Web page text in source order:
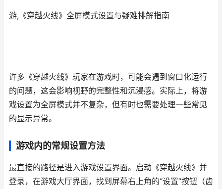
游,《穿越火线》全屏模式设置与疑难排解指南
许多《穿越火线》玩家在游戏时，可能会遇到窗口化运行
的问题，这会影响视野的完整性和沉浸感。实际上，将游
戏设置为全屏模式并不复杂，但有时也需要处理一些常见
的显示异常。
游戏内的常规设置方法
最直接的路径是进入游戏设置界面。启动《穿越火线》并
登录，在游戏大厅界面，找到屏幕右上角的“设置”按钮（齿